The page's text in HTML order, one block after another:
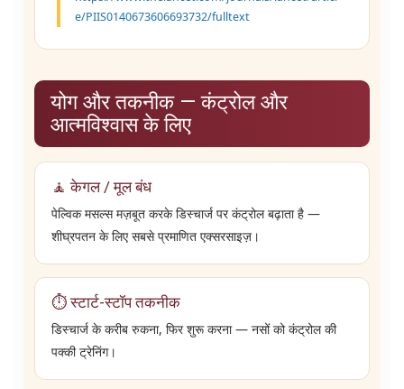
e/PIIS0140673606693732/fulltext
योग और तकनीक — कंट्रोल और
आत्मविश्वास के लिए
🧘 केगल / मूल बंध
पेल्विक मसल्स मज़बूत करके डिस्चार्ज पर कंट्रोल बढ़ाता है —
शीघ्रपतन के लिए सबसे प्रमाणित एक्सरसाइज़।
⏱️ स्टार्ट-स्टॉप तकनीक
डिस्चार्ज के करीब रुकना, फिर शुरू करना — नसों को कंट्रोल की
पक्की ट्रेनिंग।